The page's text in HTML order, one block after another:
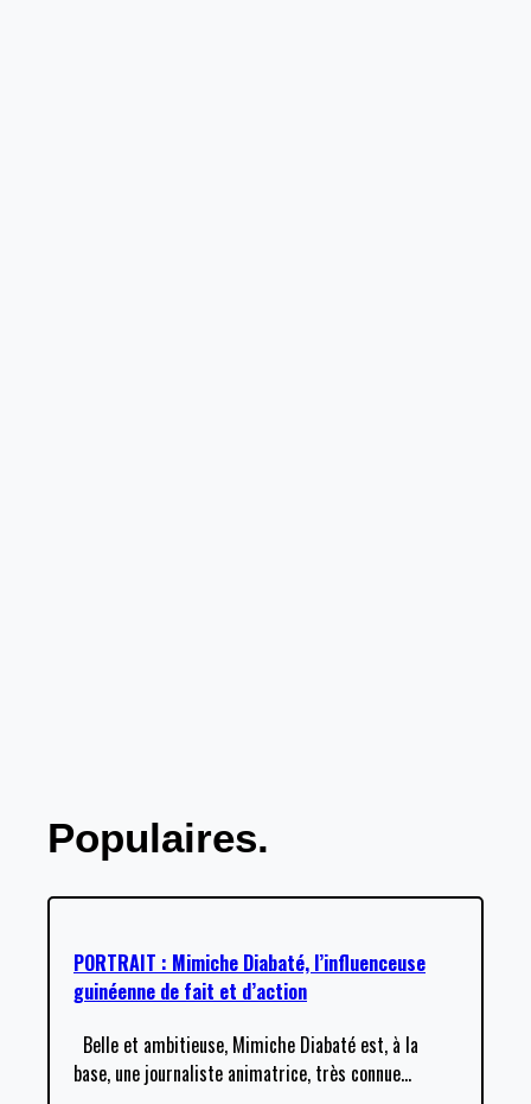
Populaires.
PORTRAIT : Mimiche Diabaté, l’influenceuse
guinéenne de fait et d’action
Belle et ambitieuse, Mimiche Diabaté est, à la
base, une journaliste animatrice, très connue…